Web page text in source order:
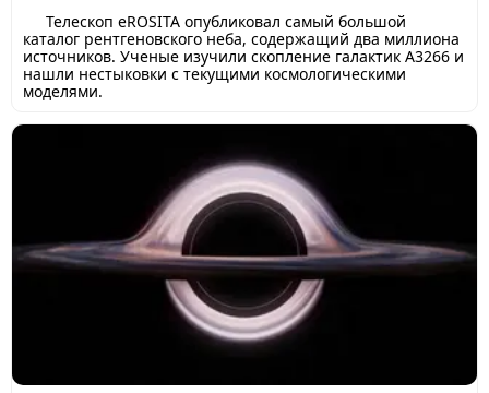
Телескоп eROSITA опубликовал самый большой
каталог рентгеновского неба, содержащий два миллиона
источников. Ученые изучили скопление галактик A3266 и
нашли нестыковки с текущими космологическими
моделями.